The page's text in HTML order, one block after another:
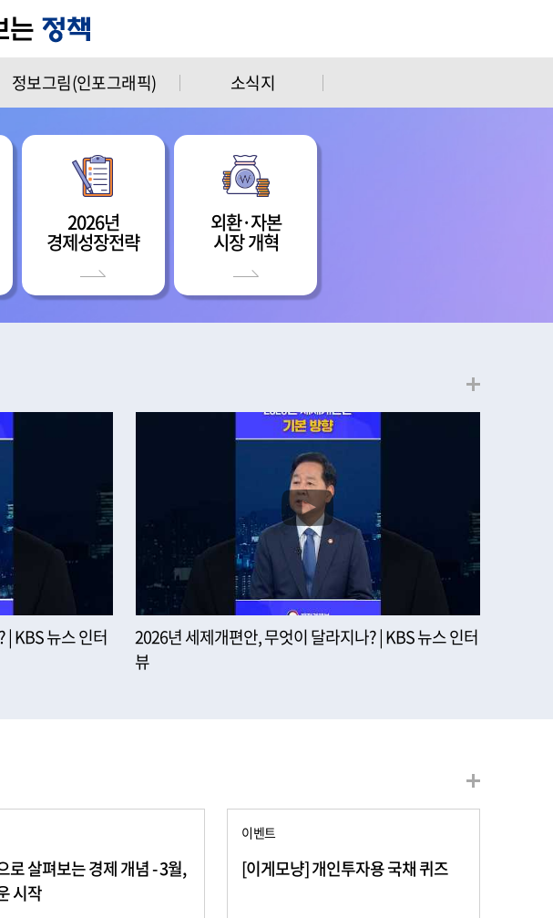
정보그림(인포그래픽) 소식지
2026년
경제성장전략
외환·자본
시장 개혁
| KBS 뉴스 인터
2026년 세제개편안, 무엇이 달라지나? | KBS 뉴스 인터
뷰
로 살펴보는 경제 개념 - 3월,
시작
이벤트
[이게모냥] 개인투자용 국채 퀴즈